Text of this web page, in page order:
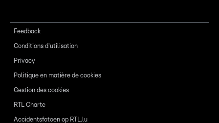
Feedback
Conditions d'utilisation
Privacy
Politique en matière de cookies
Gestion des cookies
RTL Charte
Accidentsfotoen op RTL.lu